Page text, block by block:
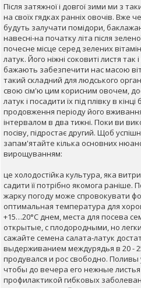
Після затяжної і довгої зими ми з
на своїх гядках ранніх овочів. Вже
будуть залучати помідори,
навесні-на початку літа після
почесне місце серед зелених
латук. Його ніжні соковиті листя так
бажають забезпечити нас масою
такий складний для людського
свою сім'ю цим корисним овочем,
латук і посадити їх під плівку в
продовження періоду його
інтервалом в два тижні. Поки ви
посіву, підростає другий. Щоб
запам'ятайте кілька основних
вирощуванням:
це холодостійка культура, яка
садити її потрібно якомога раніше.
жарку погоду може спровокувати
оптимальная температура для
+15…20°С днем, места для посева
открытые, с плодородными, но
сажайте семена салата-латук
выдерживанием междурядья в 20 -
продувался и рос свободно.
чтобы до вечера его нежные
профилактикой гибковых